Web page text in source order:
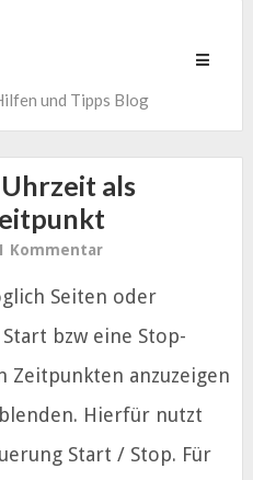
Toggle
und Tipps Blog
als
Kommentar
Seiten oder
bzw eine Stop-
Zeitpunkten anzuzeigen
Hierfür nutzt
Start / Stop. Für